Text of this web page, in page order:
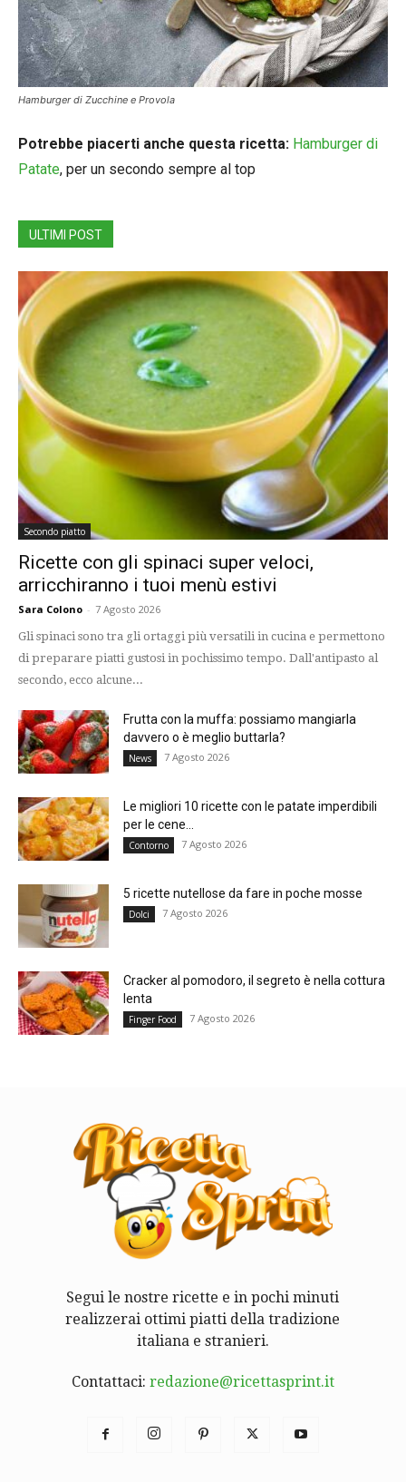
Hamburger di Zucchine e Provola
Potrebbe piacerti anche questa ricetta: Hamburger di
Patate, per un secondo sempre al top
ULTIMI POST
Secondo piatto
Ricette con gli spinaci super veloci,
arricchiranno i tuoi menù estivi
Sara Colono - 7 Agosto 2026
Gli spinaci sono tra gli ortaggi più versatili in cucina e permettono
di preparare piatti gustosi in pochissimo tempo. Dall'antipasto al
secondo, ecco alcune...
Frutta con la muffa: possiamo mangiarla
davvero o è meglio buttarla?
News 7 Agosto 2026
Le migliori 10 ricette con le patate imperdibili
per le cene...
Contorno 7 Agosto 2026
5 ricette nutellose da fare in poche mosse
Dolci 7 Agosto 2026
Cracker al pomodoro, il segreto è nella cottura
lenta
Finger Food 7 Agosto 2026
Segui le nostre ricette e in pochi minuti
realizzerai ottimi piatti della tradizione
italiana e stranieri.
Contattaci: redazione@ricettasprint.it